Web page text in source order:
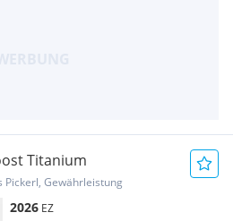
Titanium
Pickerl, Gewährleistung
2026 EZ